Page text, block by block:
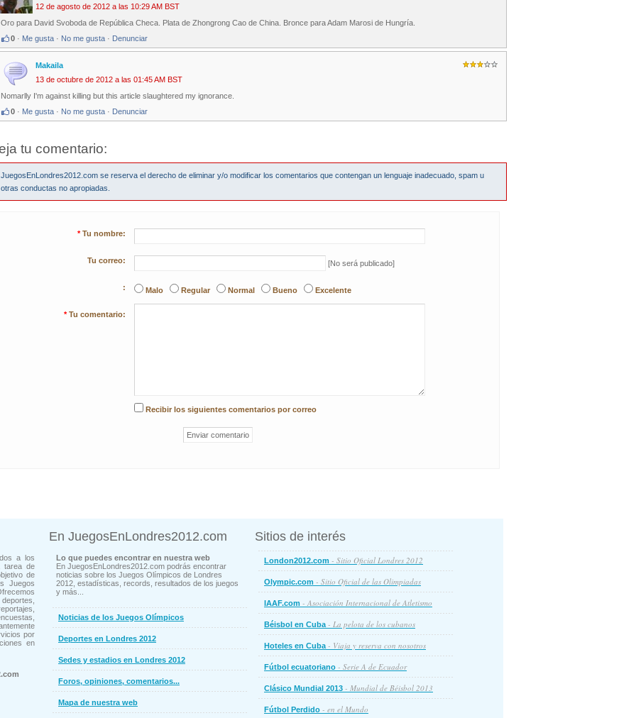
12 de agosto de 2012 a las 10:29 AM BST
Oro para David Svoboda de República Checa. Plata de Zhongrong Cao de China. Bronce para Adam Marosi de Hungría.
0 · Me gusta · No me gusta · Denunciar
Makaila
13 de octubre de 2012 a las 01:45 AM BST
Nomarlly I'm against killing but this article slaughtered my ignorance.
0 · Me gusta · No me gusta · Denunciar
tu comentario:
JuegosEnLondres2012.com se reserva el derecho de eliminar y/o modificar los comentarios que contengan un lenguaje inadecuado, spam u
otras conductas no apropiadas.
* Tu nombre:
Tu correo: [No será publicado]
: Malo Regular Normal Bueno Excelente
* Tu comentario:
Recibir los siguientes comentarios por correo
a los
tarea de
de
Juegos
por
en
En JuegosEnLondres2012.com
Lo que puedes encontrar en nuestra web
En JuegosEnLondres2012.com podrás encontrar
noticias sobre los Juegos Olímpicos de Londres
2012, estadísticas, records, resultados de los juegos
y más...
Noticias de los Juegos Olímpicos
Deportes en Londres 2012
Sedes y estadios en Londres 2012
Foros, opiniones, comentarios...
Mapa de nuestra web
Sitios de interés
London2012.com - Sitio Oficial Londres 2012
Olympic.com - Sitio Oficial de las Olimpiadas
IAAF.com - Asociación Internacional de Atletismo
Béisbol en Cuba- La pelota de los cubanos
Hoteles en Cuba- Viaja y reserva con nosotros
Fútbol ecuatoriano - Serie A de Ecuador
Clásico Mundial 2013 - Mundial de Béisbol 2013
Fútbol Perdido - en el Mundo